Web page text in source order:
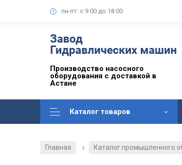
пн-пт: с 9:00 до 18:00
Производство насосного
оборудования с доставкой в
Астане
Каталог товаров
Главная / Каталог промышленного